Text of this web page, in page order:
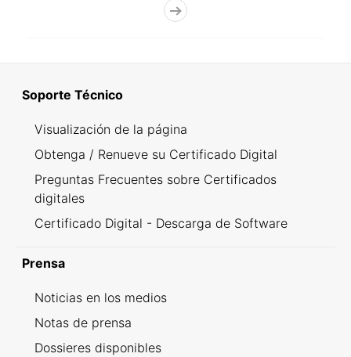
Soporte Técnico
Visualización de la página
Obtenga / Renueve su Certificado Digital
Preguntas Frecuentes sobre Certificados
digitales
Certificado Digital - Descarga de Software
Prensa
Noticias en los medios
Notas de prensa
Dossieres disponibles